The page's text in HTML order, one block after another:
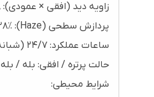
زاویه دید (افقی × عمودی): ۱۷۸ × ۱۷۸
پردازش سطحی (Haze): ۲۸٪
ساعات عملکرد: ۲۴/۷ (شبانه‌روز)
حالت پرتره / افقی: بله / بله
شرایط محیطی: